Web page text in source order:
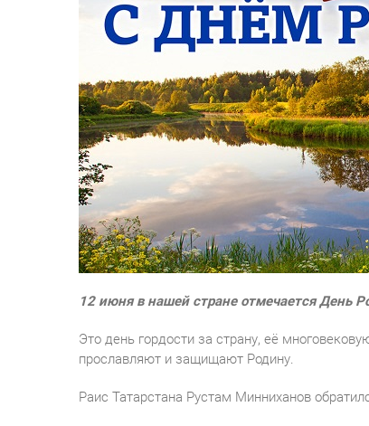
12 июня в нашей стране отмечается День
Это день гордости за страну, её
прославляют и защищают Родину.
Раис Татарстана Рустам Минниханов